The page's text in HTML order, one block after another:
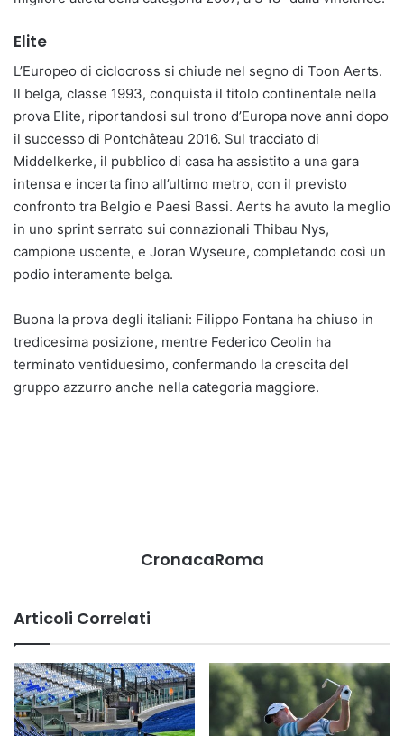
Elite
L’Europeo di ciclocross si chiude nel segno di Toon Aerts.
Il belga, classe 1993, conquista il titolo continentale nella
prova Elite, riportandosi sul trono d’Europa nove anni dopo
il successo di Pontchâteau 2016. Sul tracciato di
Middelkerke, il pubblico di casa ha assistito a una gara
intensa e incerta fino all’ultimo metro, con il previsto
confronto tra Belgio e Paesi Bassi. Aerts ha avuto la meglio
in uno sprint serrato sui connazionali Thibau Nys,
campione uscente, e Joran Wyseure, completando così un
podio interamente belga.
Buona la prova degli italiani: Filippo Fontana ha chiuso in
tredicesima posizione, mentre Federico Ceolin ha
terminato ventiduesimo, confermando la crescita del
gruppo azzurro anche nella categoria maggiore.
CronacaRoma
Articoli Correlati